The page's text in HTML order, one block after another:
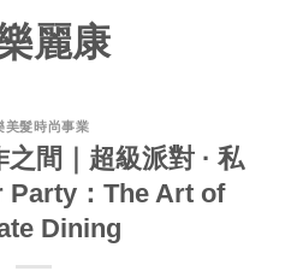
麗康
美髮時尚事業
間｜超級派對 · 私
Party：The Art of
Dining